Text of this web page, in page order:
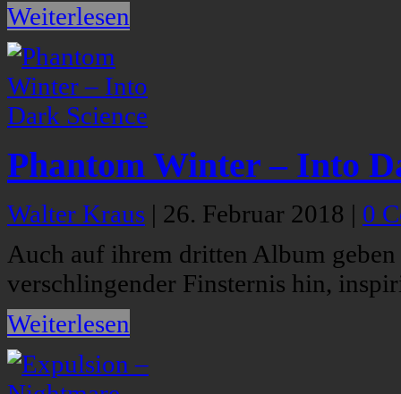
Weiterlesen
Phantom Winter – Into
Walter Kraus | 26. Februar 2018 | 0
Auch auf ihrem dritten Album
verschlingender Finsternis hin,
Weiterlesen